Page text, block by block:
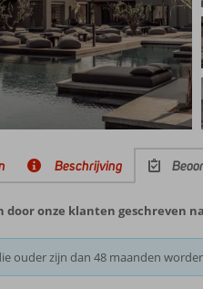
Beschrijving
door onze klanten geschreven
ouder zijn dan 48 maanden